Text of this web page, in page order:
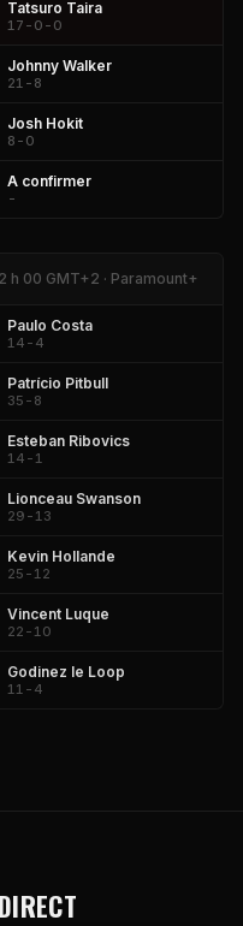
Tatsuro Taira
17-0-0
Johnny Walker
21-8
Josh Hokit
8-0
A confirmer
-
2 h 00 GMT+2 · Paramount+
Paulo Costa
14-4
Patrício Pitbull
35-8
Esteban Ribovics
14-1
Lionceau Swanson
29-13
Kevin Hollande
25-12
Vincent Luque
22-10
Godinez le Loop
11-4